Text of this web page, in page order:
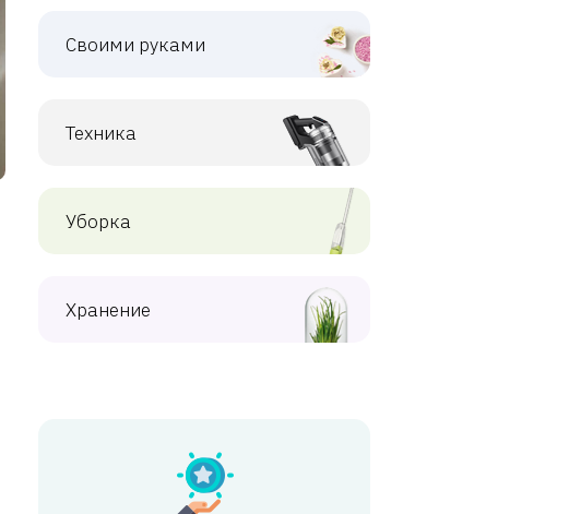
Своими руками
Техника
Уборка
Хранение